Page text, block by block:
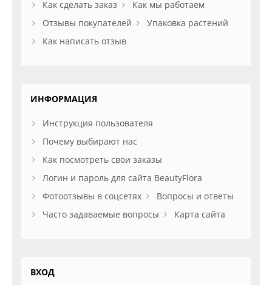
Как сделать заказ
Как мы работаем
Отзывы покупателей
Упаковка растений
Как написать отзыв
ИНФОРМАЦИЯ
Инструкция пользователя
Почему выбирают нас
Как посмотреть свои заказы
Логин и пароль для сайта BeautyFlora
Фотоотзывы в соцсетях
Вопросы и ответы
Часто задаваемые вопросы
Карта сайта
ВХОД